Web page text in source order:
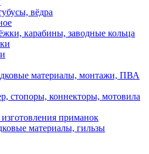
вёдра
карабины, заводные кольца
материалы, монтажи, ПВА
стопоры, коннекторы, мотовила
приманок
материалы, гильзы